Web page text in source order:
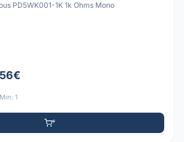
PD5WK001-1K 1k Ohms Mono
Min: 1